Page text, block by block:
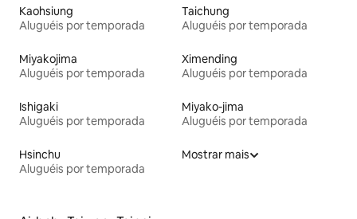
Kaohsiung
Aluguéis por temporada
Taichung
Aluguéis por temporada
Miyakojima
Aluguéis por temporada
Ximending
Aluguéis por temporada
Ishigaki
Aluguéis por temporada
Miyako-jima
Aluguéis por temporada
Hsinchu
Aluguéis por temporada
Mostrar mais